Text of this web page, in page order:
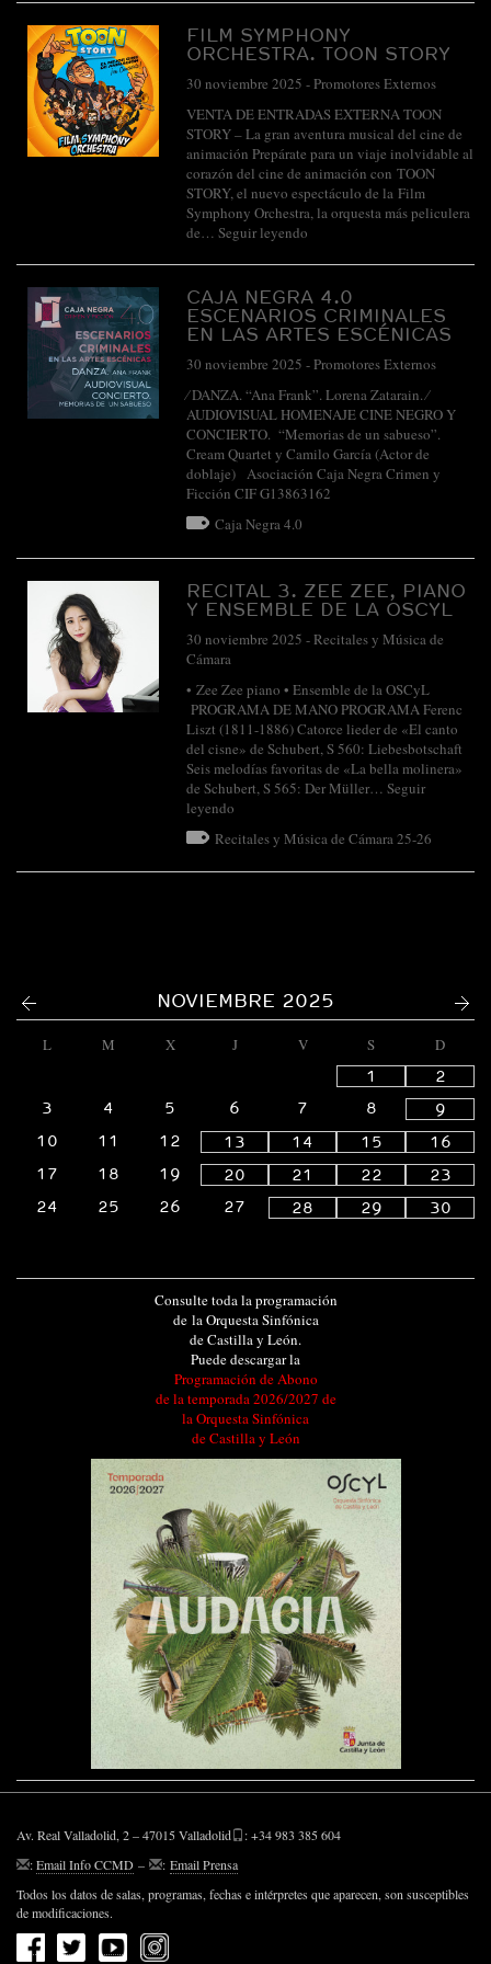
FILM SYMPHONY
ORCHESTRA. TOON STORY
30 noviembre 2025 -Promotores Externos
VENTA DE ENTRADAS EXTERNA TOON
STORY – La gran aventura musical del cine de
animación Prepárate para un viaje inolvidable al
corazón del cine de animación con TOON
STORY, el nuevo espectáculo de la Film
Symphony Orchestra, la orquesta más peliculera
de… Seguir leyendo
CAJA NEGRA 4.0
ESCENARIOS CRIMINALES
EN LAS ARTES ESCÉNICAS
30 noviembre 2025 -Promotores Externos
⁄ DANZA. “Ana Frank”. Lorena Zatarain. ⁄
AUDIOVISUAL HOMENAJE CINE NEGRO Y
CONCIERTO. “Memorias de un sabueso”.
Cream Quartet y Camilo García (Actor de
doblaje) Asociación Caja Negra Crimen y
Ficción CIF G13863162
Caja Negra 4.0
RECITAL 3. ZEE ZEE, PIANO
Y ENSEMBLE DE LA OSCYL
30 noviembre 2025 -Recitales y Música de
Cámara
• Zee Zee piano • Ensemble de la OSCyL
PROGRAMA DE MANO PROGRAMA Ferenc
Liszt (1811-1886) Catorce lieder de «El canto
del cisne» de Schubert, S 560: Liebesbotschaft
Seis melodías favoritas de «La bella molinera»
de Schubert, S 565: Der Müller… Seguir
leyendo
Recitales y Música de Cámara 25-26
NOVIEMBRE 2025
L M X J V S
D
1
2
3
4 5 6 7 8
9
10
11 12 13 14 15
16
17
18 19 20 21 22
23
24
25 26 27 28 29 30
Consulte toda la programación
de la Orquesta Sinfónica
de Castilla y León.
Puede descargar la
Programación de Abono
de la temporada 2026/2027 de
la Orquesta Sinfónica
de Castilla y León
Av. Real Valladolid, 2 – 47015 Valladolid
: +34 983 385 604
:Email Info CCMD – : Email Prensa
Todos los datos de salas, programas, fechas e intérpretes que aparecen, son susceptibles
de modificaciones.